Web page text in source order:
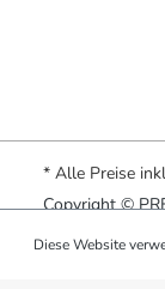
* Alle Preise
Copyright ©
Diese Website